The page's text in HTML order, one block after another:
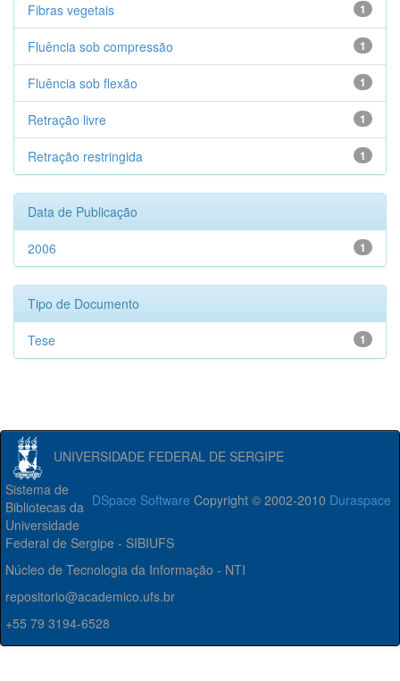
1
Fibras vegetais
1
Fluência sob compressão
1
Fluência sob flexão
1
Retração livre
1
Retração restringida
Data de Publicação
1
2006
Tipo de Documento
1
Tese
UNIVERSIDADE FEDERAL DE SERGIPE
DSpace Software Copyright © 2002-2010 Duraspace
Sistema de
Bibliotecas da
Universidade
Federal de Sergipe - SIBIUFS
Núcleo de Tecnologia da Informação - NTI
repositorio@academico.ufs.br
+55 79 3194-6528